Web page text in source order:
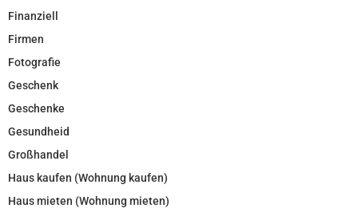
Finanziell
Firmen
Fotografie
Geschenk
Geschenke
Gesundheid
Großhandel
Haus kaufen (Wohnung kaufen)
Haus mieten (Wohnung mieten)